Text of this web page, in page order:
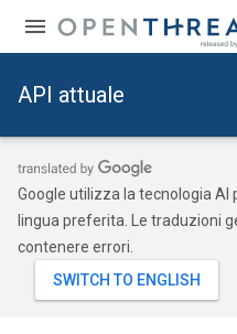
API attuale
Google utilizza la tecnologia
lingua preferita. Le traduzioni
contenere errori.